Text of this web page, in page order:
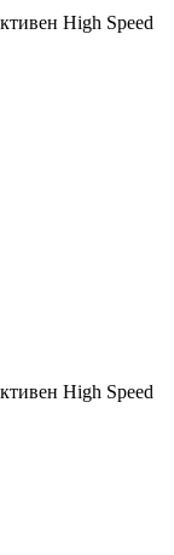
High Speed
High Speed